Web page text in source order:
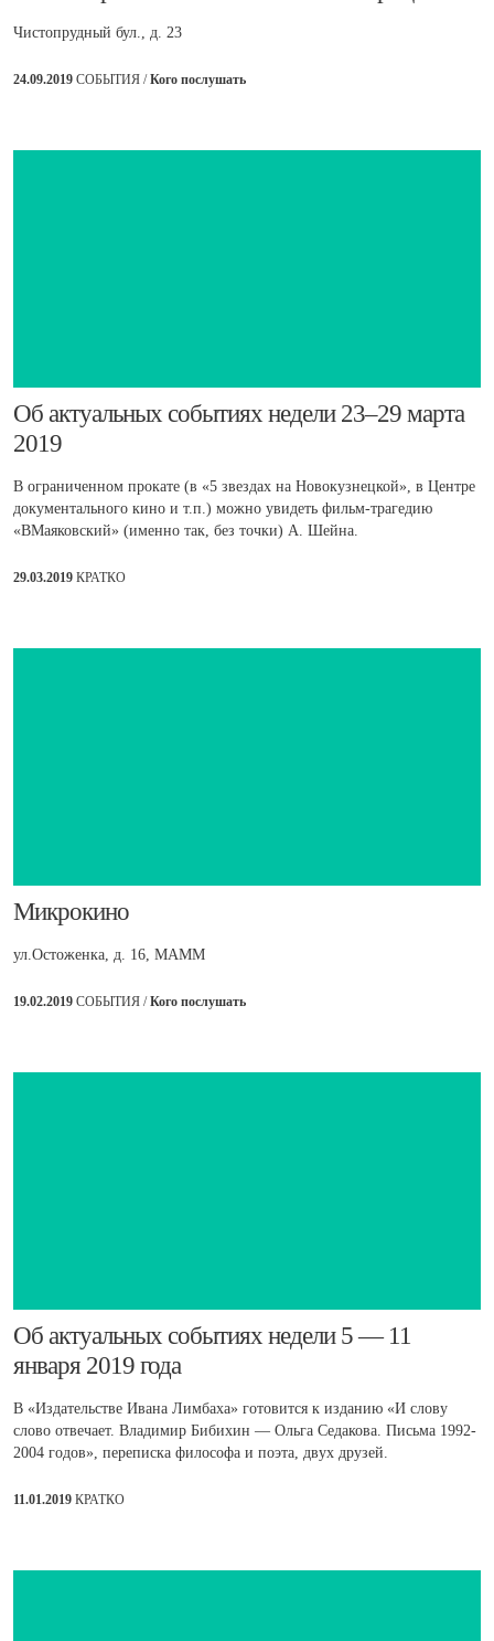
Чистопрудный бул., д. 23
24.09.2019 СОБЫТИЯ /Кого послушать
​Об актуальных событиях недели 23–29 марта
2019
В ограниченном прокате (в «5 звездах на Новокузнецкой», в Центре
документального кино и т.п.) можно увидеть фильм-трагедию
«ВМаяковский» (именно так, без точки) А. Шейна.
29.03.2019 КРАТКО
​Микрокино
ул.Остоженка, д. 16, МАММ
19.02.2019 СОБЫТИЯ /Кого послушать
​Об актуальных событиях недели 5 — 11
января 2019 года
В «Издательстве Ивана Лимбаха» готовится к изданию «И слову
слово отвечает. Владимир Бибихин — Ольга Седакова. Письма 1992-
2004 годов», переписка философа и поэта, двух друзей.
11.01.2019 КРАТКО